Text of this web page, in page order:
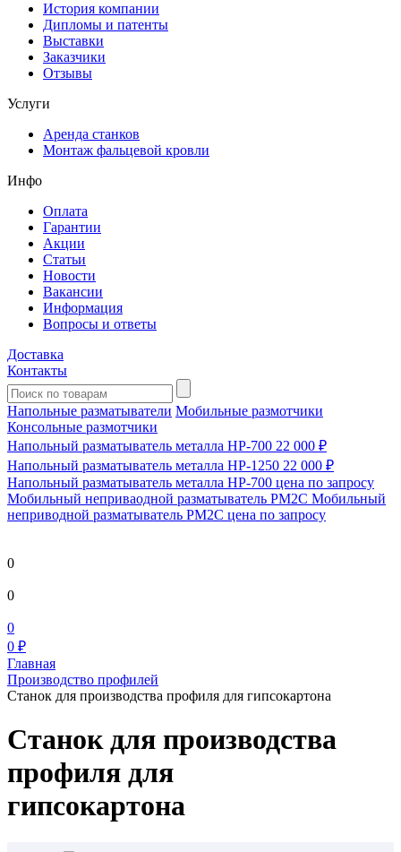
История компании
Дипломы и патенты
Выставки
Заказчики
Отзывы
Услуги
Аренда станков
Монтаж фальцевой кровли
Инфо
Оплата
Гарантии
Акции
Статьи
Новости
Вакансии
Информация
Вопросы и ответы
Доставка
Контакты
Напольные разматыватели Мобильные размотчики
Консольные размотчики
Напольный разматыватель металла HP-700 22 000 ₽
Напольный разматыватель металла HP-1250 22 000 ₽
Напольный разматыватель металла HP-700 цена по запросу
Мобильный непривaодной разматыватель РМ2С Мобильный
неприводной разматыватель РМ2С цена по запросу
0
0
0
0 ₽
Главная
Производство профилей
Cтанок для производства профиля для гипсокартона
Cтанок для производства
профиля для
гипсокартона